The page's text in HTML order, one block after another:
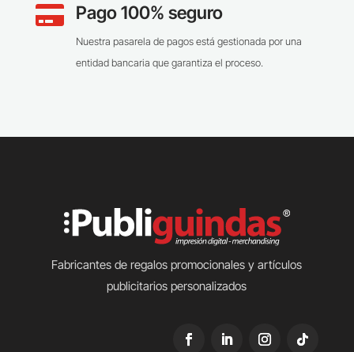
 Pago 100% seguro
Nuestra pasarela de pagos está gestionada por una
entidad bancaria que garantiza el proceso.
Fabricantes de regalos promocionales y artículos
publicitarios personalizados